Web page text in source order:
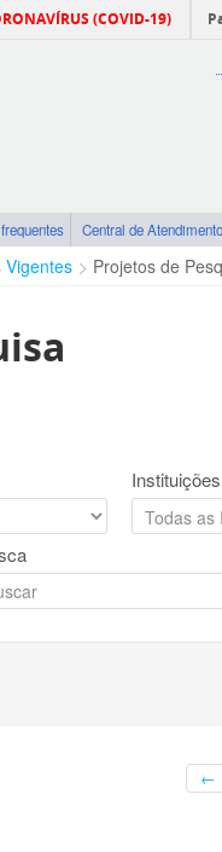
(COVID-19)
Central de Atendimento
Vigentes Projetos de
Instituições
←